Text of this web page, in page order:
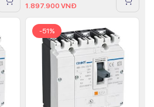
1.897.900 VNĐ
-51%